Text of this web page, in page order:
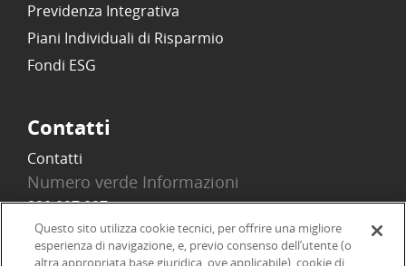
Previdenza Integrativa
Piani Individuali di Risparmio
Fondi ESG
Contatti
Contatti
Numero verde Informazioni
800 097 097
Email
info@onlinesim.it
Questo sito utilizza cookie tecnici, per offrire una migliore
esperienza di navigazione, e, previo consenso dell’utente (o
altra appropriata base giuridica, ove applicabile), cookie di